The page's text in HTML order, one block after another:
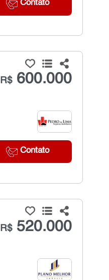
Contato
R$600.000
Contato
R$520.000